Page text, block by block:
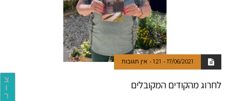
צ
ו
ר
17/06/2021
1:21 אין תגובות
לחרוג מהקודים המקובלים